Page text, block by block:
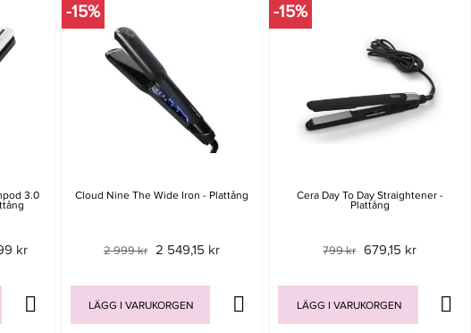
3.0
kr
-15%
Cloud Nine The Wide Iron - Plattång
2 999 kr 2 549,15 kr
LÄGG I VARUKORGEN
-15%
Cera Day To Day Straightener -
Plattång
799 kr 679,15 kr
LÄGG I VARUKORGEN